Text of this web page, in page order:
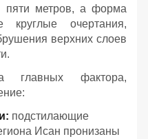
пяти метров, а форма
круглые очертания,
верхних слоев
главных фактора,
подстилающие
Исан пронизаны